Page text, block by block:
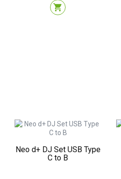
shopping_cart
Neo d+ DJ Set USB Type
C to B